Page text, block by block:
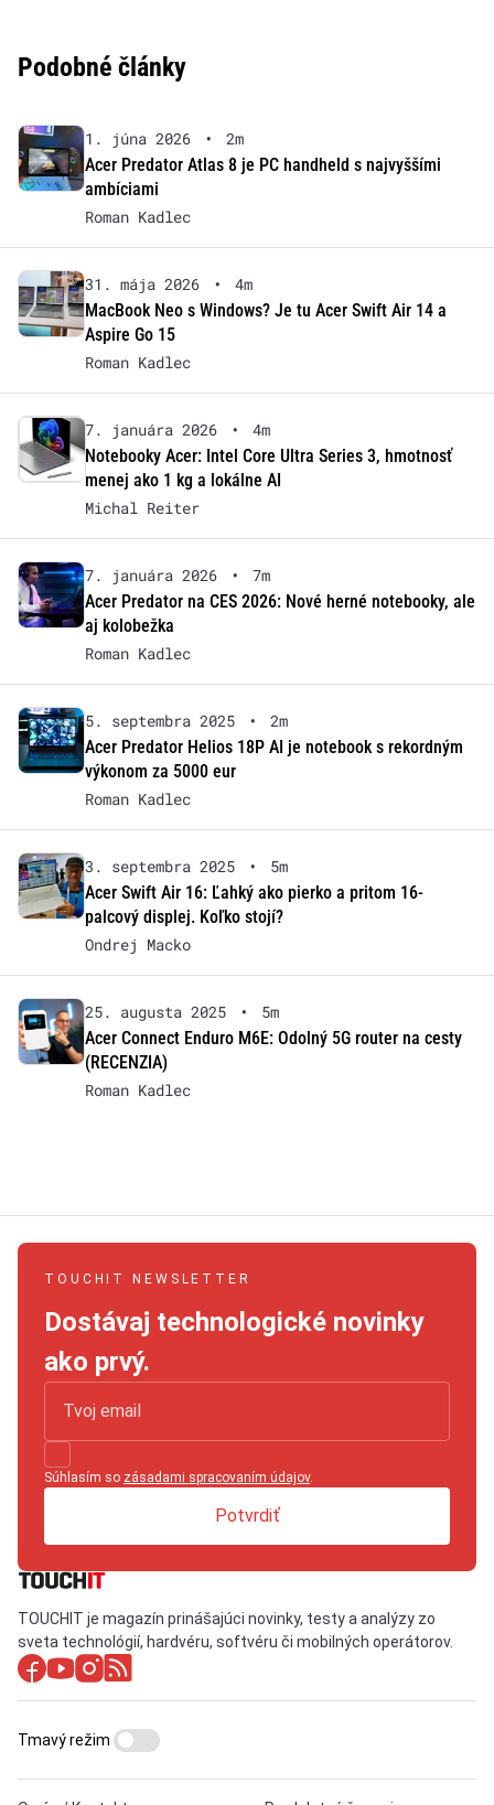
Podobné články
1. júna 2026 •
2m
Acer Predator Atlas 8 je PC handheld s najvyššími
ambíciami
Roman Kadlec
31. mája 2026 •
4m
MacBook Neo s Windows? Je tu Acer Swift Air 14 a
Aspire Go 15
Roman Kadlec
7. januára 2026 •
4m
Notebooky Acer: Intel Core Ultra Series 3, hmotnosť
menej ako 1 kg a lokálne AI
Michal Reiter
7. januára 2026 •
7m
Acer Predator na CES 2026: Nové herné notebooky, ale
aj kolobežka
Roman Kadlec
5. septembra 2025 •
2m
Acer Predator Helios 18P AI je notebook s rekordným
výkonom za 5000 eur
Roman Kadlec
3. septembra 2025 •
5m
Acer Swift Air 16: Ľahký ako pierko a pritom 16-
palcový displej. Koľko stojí?
Ondrej Macko
25. augusta 2025 •
5m
Acer Connect Enduro M6E: Odolný 5G router na cesty
(RECENZIA)
Roman Kadlec
TOUCHIT NEWSLETTER
Dostávaj technologické novinky
ako prvý.
Súhlasím so zásadami spracovaním údajov.
Potvrdiť
TOUCHIT je magazín prinášajúci novinky, testy a analýzy zo
sveta technológií, hardvéru, softvéru či mobilných operátorov.
Tmavý režim